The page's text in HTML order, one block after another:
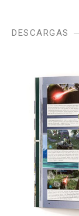
DESCARGAS